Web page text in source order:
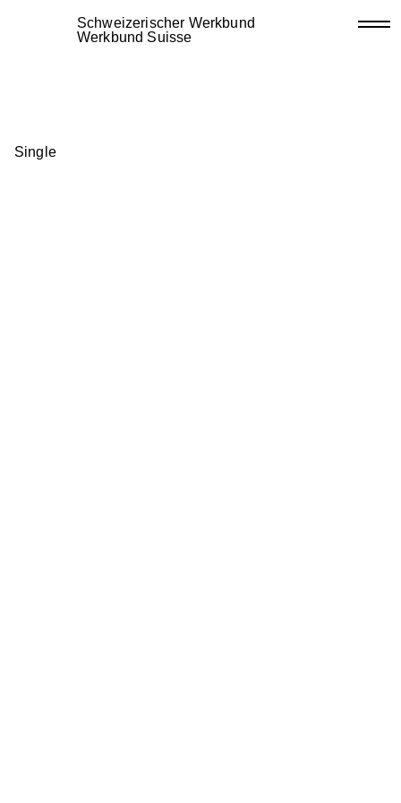
Schweizerischer Werkbund
Werkbund Suisse
Single